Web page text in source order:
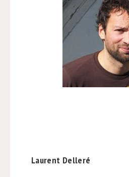
Laurent Delleré